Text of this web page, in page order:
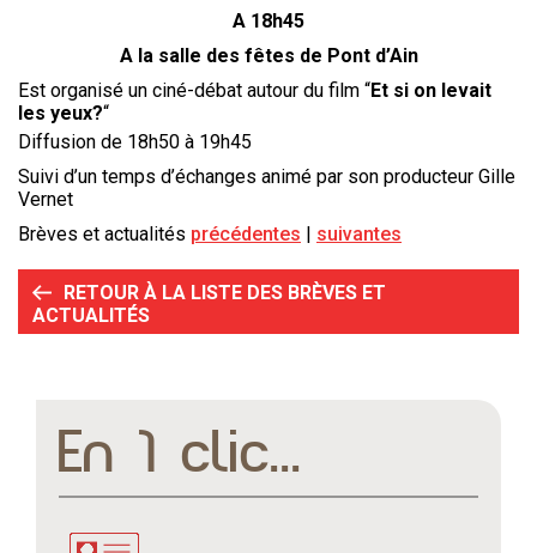
A 18h45
A la salle des fêtes de Pont d’Ain
Est organisé un ciné-débat autour du film “Et si on levait
les yeux?“
Diffusion de 18h50 à 19h45
Suivi d’un temps d’échanges animé par son producteur Gille
Vernet
Brèves et actualités précédentes suivantes
RETOUR À LA LISTE DES BRÈVES ET
ACTUALITÉS
En 1 clic...